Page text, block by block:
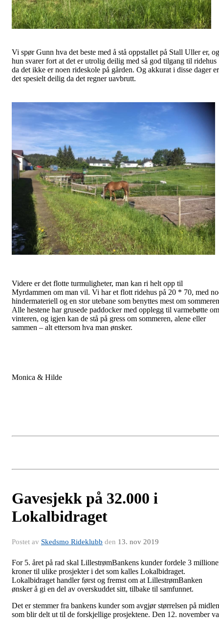
Vi spør Gunn hva det beste med å stå oppstallet på Stall Uller er, og
hun svarer fort at det er utrolig deilig med så god tilgang til ridehus
da det ikke er noen rideskole på gården. Og akkurat i disse dager er
det spesielt deilig da det regner uavbrutt.
Videre er det flotte turmuligheter, man kan ri helt opp til
Myrdammen om man vil. Vi har et flott ridehus på 20 * 70, med
hindermateriell og en stor utebane som benyttes mest om
Alle hestene har grusede paddocker med opplegg til varmebøtte om
vinteren, og igjen kan de stå på gress om sommeren, alene eller
sammen – alt ettersom hva man ønsker.
Monica & Hilde
Gavesjekk på 32.000 i
Lokalbidraget
Postet av Skedsmo Rideklubb den 13. nov 2019
For 5. året på rad skal LillestrømBankens kunder fordele 3
kroner til ulike prosjekter i det som kalles Lokalbidraget.
Lokalbidraget handler først og fremst om at LillestrømBanken
ønsker å gi en del av overskuddet sitt, tilbake til samfunnet.
Det er stemmer fra bankens kunder som avgjør størrelsen på
som blir delt ut til de forskjellige prosjektene. Den 12. november